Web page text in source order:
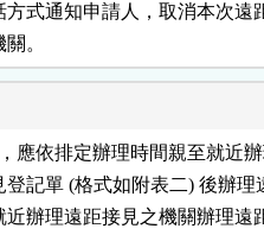
方式通知申請人，取消本次遠
。
應依排定辦理時間親至就近
登記單 (格式如附表二) 後辦
近辦理遠距接見之機關辦理遠